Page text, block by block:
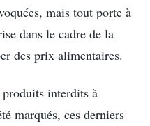
mais tout porte à
dans le cadre de la
des prix alimentaires.
interdits à
marqués, ces derniers